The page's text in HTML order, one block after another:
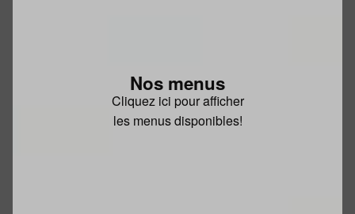
Nos menus
Cliquez ici pour afficher
les menus disponibles!